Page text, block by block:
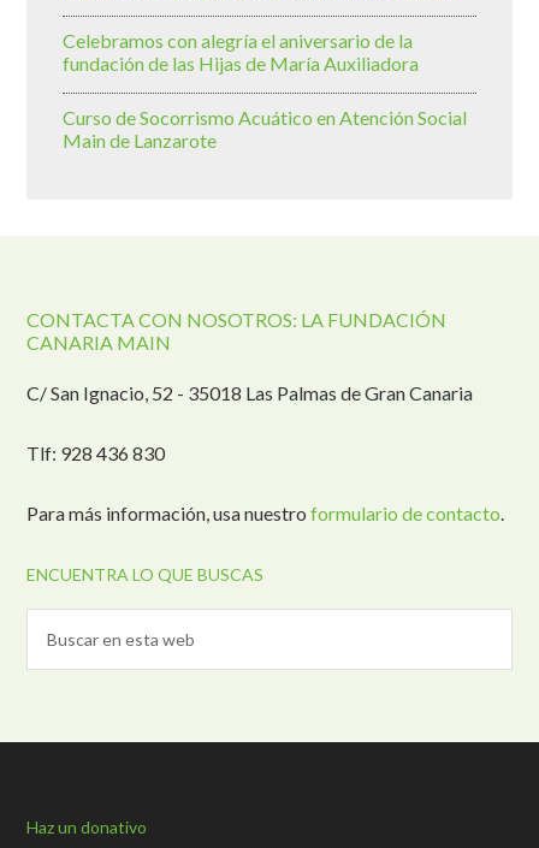
Celebramos con alegría el aniversario de la
fundación de las Hijas de María Auxiliadora
Curso de Socorrismo Acuático en Atención Social
Main de Lanzarote
CONTACTA CON NOSOTROS: LA FUNDACIÓN
CANARIA MAIN
C/ San Ignacio, 52 - 35018 Las Palmas de Gran Canaria
Tlf: 928 436 830
Para más información, usa nuestroformulario de contacto.
ENCUENTRA LO QUE BUSCAS
Haz un donativo